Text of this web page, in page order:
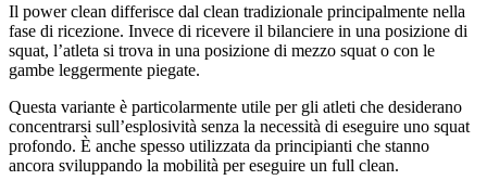
Il power clean differisce dal clean tradizionale principalmente nella
fase di ricezione. Invece di ricevere il bilanciere in una posizione di
squat, l’atleta si trova in una posizione di mezzo squat o con le
gambe leggermente piegate.
Questa variante è particolarmente utile per gli atleti che desiderano
concentrarsi sull’esplosività senza la necessità di eseguire uno squat
profondo. È anche spesso utilizzata da principianti che stanno
ancora sviluppando la mobilità per eseguire un full clean.